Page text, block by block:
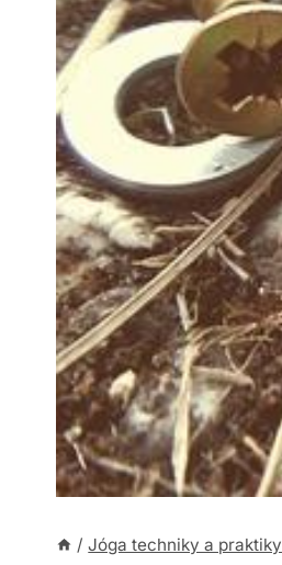
/ Jóga techniky a praktiky